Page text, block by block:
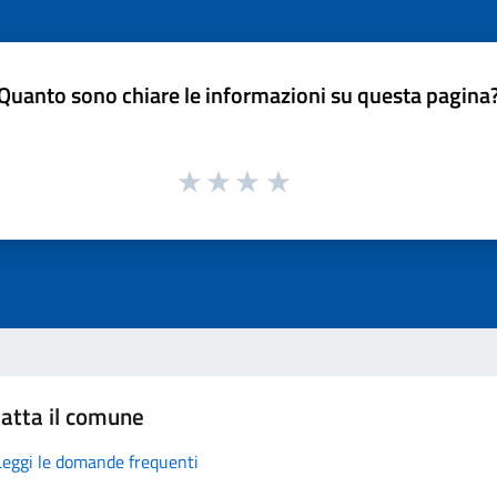
sono chiare le informazioni su questa
il comune
le domande frequenti